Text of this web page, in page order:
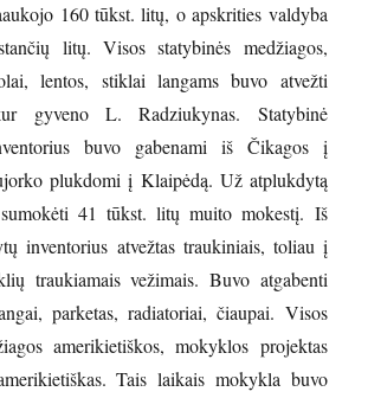
160 tūkst. litų, o apskrities valdyba
litų. Visos statybinės medžiagos,
lentos, stiklai langams buvo atvežti
gyveno L. Radziukynas. Statybinė
buvo gabenami iš Čikagos į
plukdomi į Klaipėdą. Už atplukdytą
41 tūkst. litų muito mokestį. Iš
inventorius atvežtas traukiniais, toliau į
traukiamais vežimais. Buvo atgabenti
parketas, radiatoriai, čiaupai. Visos
amerikietiškos, mokyklos projektas
Tais laikais mokykla buvo